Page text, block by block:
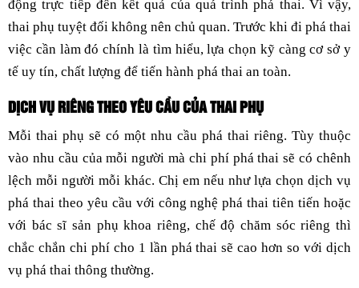
động trực tiếp đến kết quả của quá trình phá thai. Vì vậy,
thai phụ tuyệt đối không nên chủ quan. Trước khi đi phá thai
việc cần làm đó chính là tìm hiểu, lựa chọn kỹ càng cơ sở y
tế uy tín, chất lượng để tiến hành phá thai an toàn.
DỊCH VỤ RIÊNG THEO YÊU CẦU CỦA THAI PHỤ
Mỗi thai phụ sẽ có một nhu cầu phá thai riêng. Tùy thuộc
vào nhu cầu của mỗi người mà chi phí phá thai sẽ có chênh
lệch mỗi người mỗi khác. Chị em nếu như lựa chọn dịch vụ
phá thai theo yêu cầu với công nghệ phá thai tiên tiến hoặc
với bác sĩ sản phụ khoa riêng, chế độ chăm sóc riêng thì
chắc chắn chi phí cho 1 lần phá thai sẽ cao hơn so với dịch
vụ phá thai thông thường.